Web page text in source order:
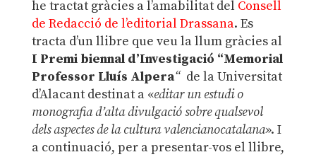
he tractat gràcies a l’amabilitat del Consell
de Redacció de l’editorial Drassana. Es
tracta d’un llibre que veu la llum gràcies al
I Premi biennal d’Investigació “Memorial
Professor Lluís Alpera“ de la Universitat
d’Alacant destinat a «editar un estudi o
monografia d’alta divulgació sobre qualsevol
dels aspectes de la cultura valencianocatalana». I
a continuació, per a presentar-vos el llibre,